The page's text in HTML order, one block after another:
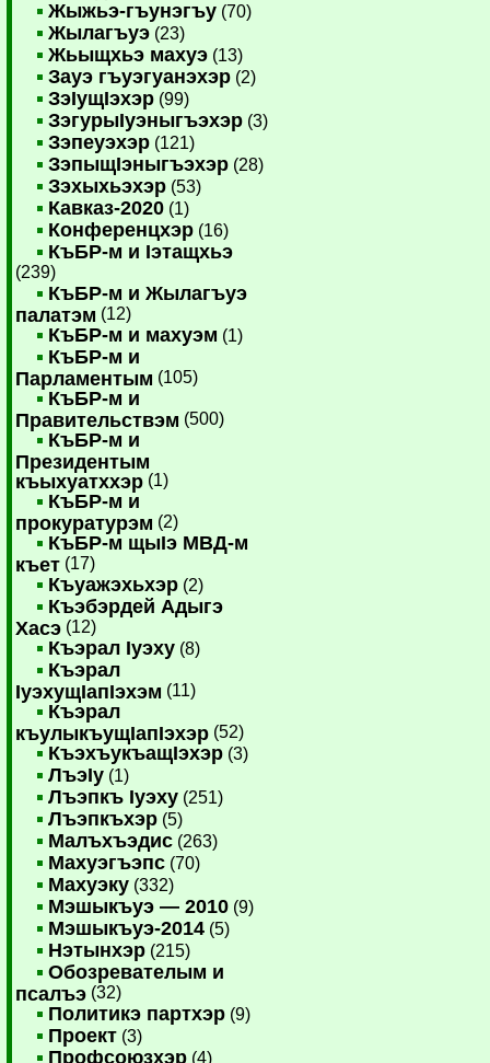
Жыжьэ-гъунэгъу (70)
Жылагъуэ (23)
Жьыщхьэ махуэ (13)
Зауэ гъуэгуанэхэр (2)
ЗэIущIэхэр (99)
ЗэгурыIуэныгъэхэр (3)
Зэпеуэхэр (121)
ЗэпыщIэныгъэхэр (28)
Зэхыхьэхэр (53)
Кавказ-2020 (1)
Конференцхэр (16)
КъБР-м и Iэтащхьэ
(239)
КъБР-м и Жылагъуэ
палатэм (12)
КъБР-м и махуэм (1)
КъБР-м и
Парламентым (105)
КъБР-м и
Правительствэм (500)
КъБР-м и
Президентым
къыхуатххэр (1)
КъБР-м и
прокуратурэм (2)
КъБР-м щыIэ МВД-м
къет (17)
Къуажэхьхэр (2)
Къэбэрдей Адыгэ
Хасэ (12)
Къэрал Iуэху (8)
Къэрал
IуэхущIапIэхэм (11)
Къэрал
къулыкъущIапIэхэр (52)
КъэхъукъащIэхэр (3)
ЛъэIу (1)
Лъэпкъ Iуэху (251)
Лъэпкъхэр (5)
Малъхъэдис (263)
Махуэгъэпс (70)
Махуэку (332)
Мэшыкъуэ — 2010 (9)
Мэшыкъуэ-2014 (5)
Нэтынхэр (215)
Обозревателым и
псалъэ (32)
Политикэ партхэр (9)
Проект (3)
Профсоюзхэр (4)